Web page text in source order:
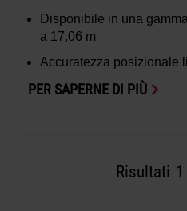
Disponibile in una
a 17,06 m
Accuratezza posizionale
PER SAPERNE DI PIÙ
Risultati 1